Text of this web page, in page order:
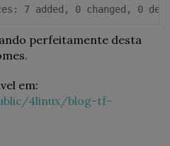
perfeitamente desta
em:
4linux/blog-tf-